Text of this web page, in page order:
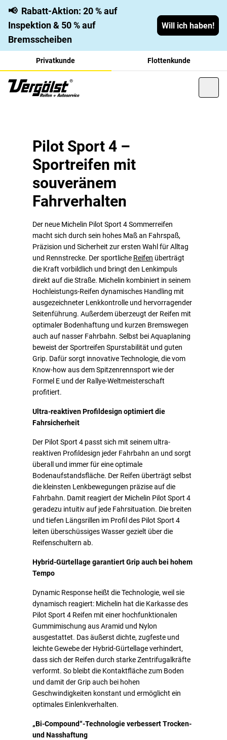
📢 Rabatt-Aktion: 20 % auf
Inspektion & 50 % auf
Bremsscheiben
Will ich haben!
Privatkunde Flottenkunde
UHP-Reifen für pures
Fahrvergnügen
außergewöhnlich. Erleben Sie den sportlichen
Sommerreifen für leistungsstarke Fahrzeuge der Mittel-
und Oberklasse sowie Sportwagen.
Pilot Sport 4 –
Sportreifen mit
souveränem
Fahrverhalten
Der neue Michelin Pilot Sport 4 Sommerreifen
macht sich durch sein hohes Maß an Fahrspaß,
Präzision und Sicherheit zur ersten Wahl für Alltag
und Rennstrecke. Der sportliche Reifen überträgt
die Kraft vorbildlich und bringt den Lenkimpuls
direkt auf die Straße. Michelin kombiniert in seinem
Hochleistungs-Reifen dynamisches Handling mit
ausgezeichneter Lenkkontrolle und hervorragender
Seitenführung. Außerdem überzeugt der Reifen mit
optimaler Bodenhaftung und kurzen Bremswegen
auch auf nasser Fahrbahn. Selbst bei Aquaplaning
beweist der Sportreifen Spurstabilität und guten
Grip. Dafür sorgt innovative Technologie, die vom
Know-how aus dem Spitzenrennsport wie der
Formel E und der Rallye-Weltmeisterschaft
profitiert.
Ultra-reaktiven Profildesign optimiert die
Fahrsicherheit
Der Pilot Sport 4 passt sich mit seinem ultra-
reaktiven Profildesign jeder Fahrbahn an und sorgt
überall und immer für eine optimale
Bodenaufstandsfläche. Der Reifen überträgt selbst
die kleinsten Lenkbewegungen präzise auf die
Fahrbahn. Damit reagiert der Michelin Pilot Sport 4
geradezu intuitiv auf jede Fahrsituation. Die breiten
und tiefen Längsrillen im Profil des Pilot Sport 4
leiten überschüssiges Wasser gezielt über die
Reifenschultern ab.
Hybrid-Gürtellage garantiert Grip auch bei hohem
Tempo
Dynamic Response heißt die Technologie, weil sie
dynamisch reagiert: Michelin hat die Karkasse des
Pilot Sport 4 Reifen mit einer hochfunktionalen
Gummimischung aus Aramid und Nylon
ausgestattet. Das äußerst dichte, zugfeste und
leichte Gewebe der Hybrid-Gürtellage verhindert,
dass sich der Reifen durch starke Zentrifugalkräfte
verformt. So bleibt die Kontaktfläche zum Boden
und damit der Grip auch bei hohen
Geschwindigkeiten konstant und ermöglicht ein
optimales Einlenkverhalten.
„Bi-Compound“-Technologie verbessert Trocken-
und Nasshaftung